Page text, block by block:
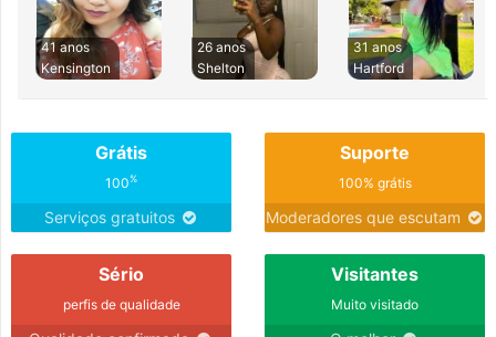
41 anos
Kensington
26 anos
Shelton
31 anos
Hartford
Grátis
100%
Serviços gratuitos
Suporte
100% grátis
Moderadores que escutam
Sério
perfis de qualidade
Visitantes
Muito visitado